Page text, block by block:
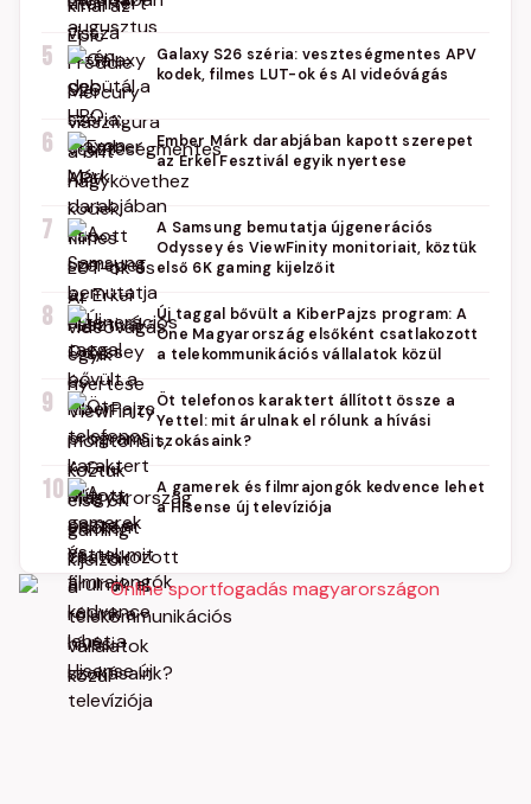
5
Galaxy S26 széria: veszteségmentes APV
kodek, filmes LUT-ok és AI videóvágás
6
Ember Márk darabjában kapott szerepet
az Erkel Fesztivál egyik nyertese
7
A Samsung bemutatja újgenerációs
Odyssey és ViewFinity monitoriait, köztük
első 6K gaming kijelzőit
8
Új taggal bővült a KiberPajzs program: A
One Magyarország elsőként csatlakozott
a telekommunikációs vállalatok közül
9
Öt telefonos karaktert állított össze a
Yettel: mit árulnak el rólunk a hívási
szokásaink?
10
A gamerek és filmrajongók kedvence lehet
a Hisense új televíziója